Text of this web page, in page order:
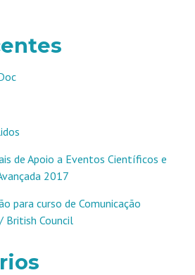
de Apoio a Eventos Científicos e
2017
para curso de Comunicação
British Council